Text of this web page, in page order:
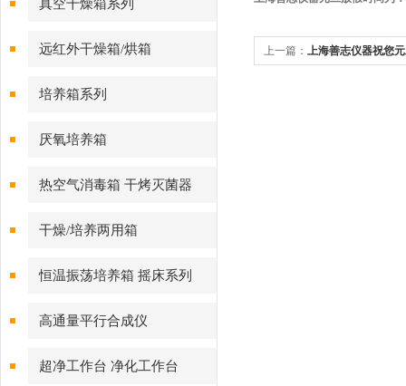
真空干燥箱系列
远红外干燥箱/烘箱
培养箱系列
厌氧培养箱
热空气消毒箱 干烤灭菌器
干燥/培养两用箱
恒温振荡培养箱 摇床系列
高通量平行合成仪
超净工作台 净化工作台
上一篇： 上海善志仪器祝您